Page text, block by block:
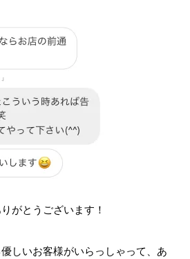
がとうございます！
しいお客様がいらっしゃって、あ